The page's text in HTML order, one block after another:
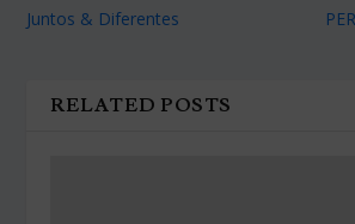
Juntos & Diferentes
RELATED POSTS